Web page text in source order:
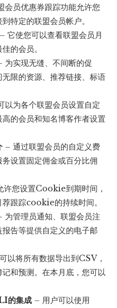
会员优惠券跟踪功能允许您
特定的联盟会员帐户。
– 它使您可以查看联盟会员月
的会员。
为实现无缝、不间断的促
限的资源、推荐链接、标语
以为各个联盟会员设置自定
的会员和知名博客作者设置
– 通过联盟会员的自定义费
设置固定佣金或百分比佣
许您设置Cookie到期时间，
跟踪cookie的持续时间。
管理员通知、联盟会员注
告等提供自定义的电子邮
以将所有数据导出到CSV，
和预测。在本月底，您可以
的集成 – 用户可以使用